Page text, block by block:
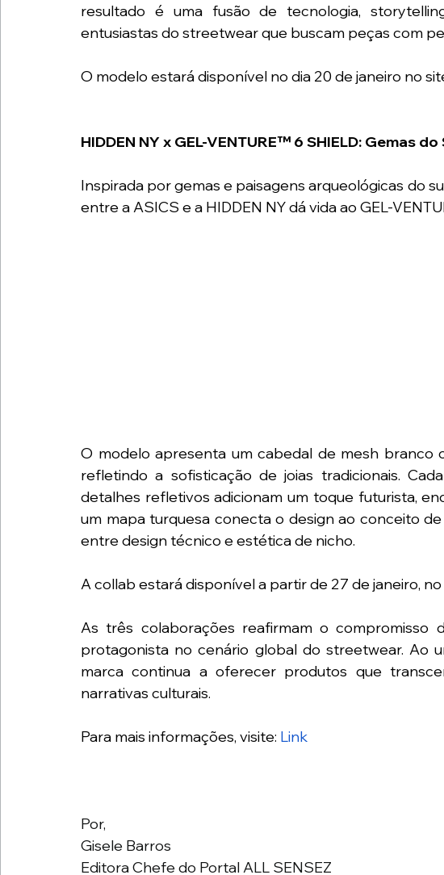
resultado é uma fusão de tecnologia,
entusiastas do streetwear que buscam peças com
O modelo estará disponível no dia 20 de janeiro no
HIDDEN NY x GEL-VENTURE™ 6 SHIELD: Gemas
Inspirada por gemas e paisagens arqueológicas do
entre a ASICS e a HIDDEN NY dá vida ao GEL-
O modelo apresenta um cabedal de mesh branco
refletindo a sofisticação de joias tradicionais.
detalhes refletivos adicionam um toque futurista,
um mapa turquesa conecta o design ao conceito
entre design técnico e estética de nicho.
A collab estará disponível a partir de 27 de janeiro,
As três colaborações reafirmam o compromisso
protagonista no cenário global do streetwear. Ao
marca continua a oferecer produtos que
narrativas culturais.
Para mais informações, visite: Link
Por,
Gisele Barros
Editora Chefe do Portal ALL SENSEZ